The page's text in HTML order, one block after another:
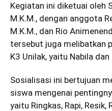
Kegiatan ini diketuai oleh
M.K.M., dengan anggota
M.K.M., dan Rio
tersebut juga melibatkan
K3 Unilak, yaitu Nabila
Sosialisasi ini bertujuan
siswa mengenai
yaitu Ringkas, Rapi, Resik,